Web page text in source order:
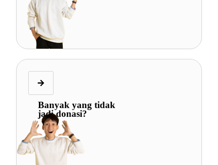
Banyak yang tidak
jadi donasi?